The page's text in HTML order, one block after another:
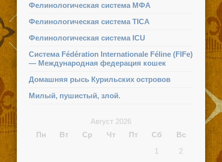
Фелинологическая система МФА
Фелинологическая система TICA
Фелинологическая система ICU
Система Fédération Internationale Féline (FIFe)
— Международная федерация кошек
Домашняя рысь Курильских островов
Милый, пушистый, злой.
Август 2026
Пн
Вт Ср Чт Пт Сб Вс
1
2